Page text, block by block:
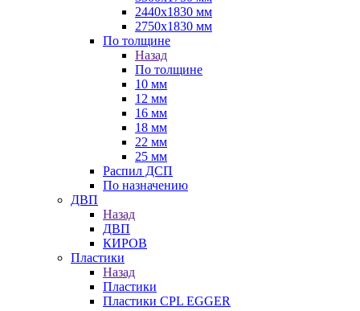
2440х1830 мм
2750х1830 мм
По толщине
Назад
По толщине
10 мм
12 мм
16 мм
18 мм
22 мм
25 мм
Распил ДСП
По назначению
ДВП
Назад
ДВП
КИРОВ
Пластики
Назад
Пластики
Пластики CPL EGGER